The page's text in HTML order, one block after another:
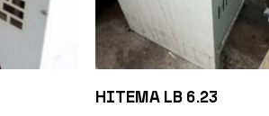
HITEMA LB 6.23